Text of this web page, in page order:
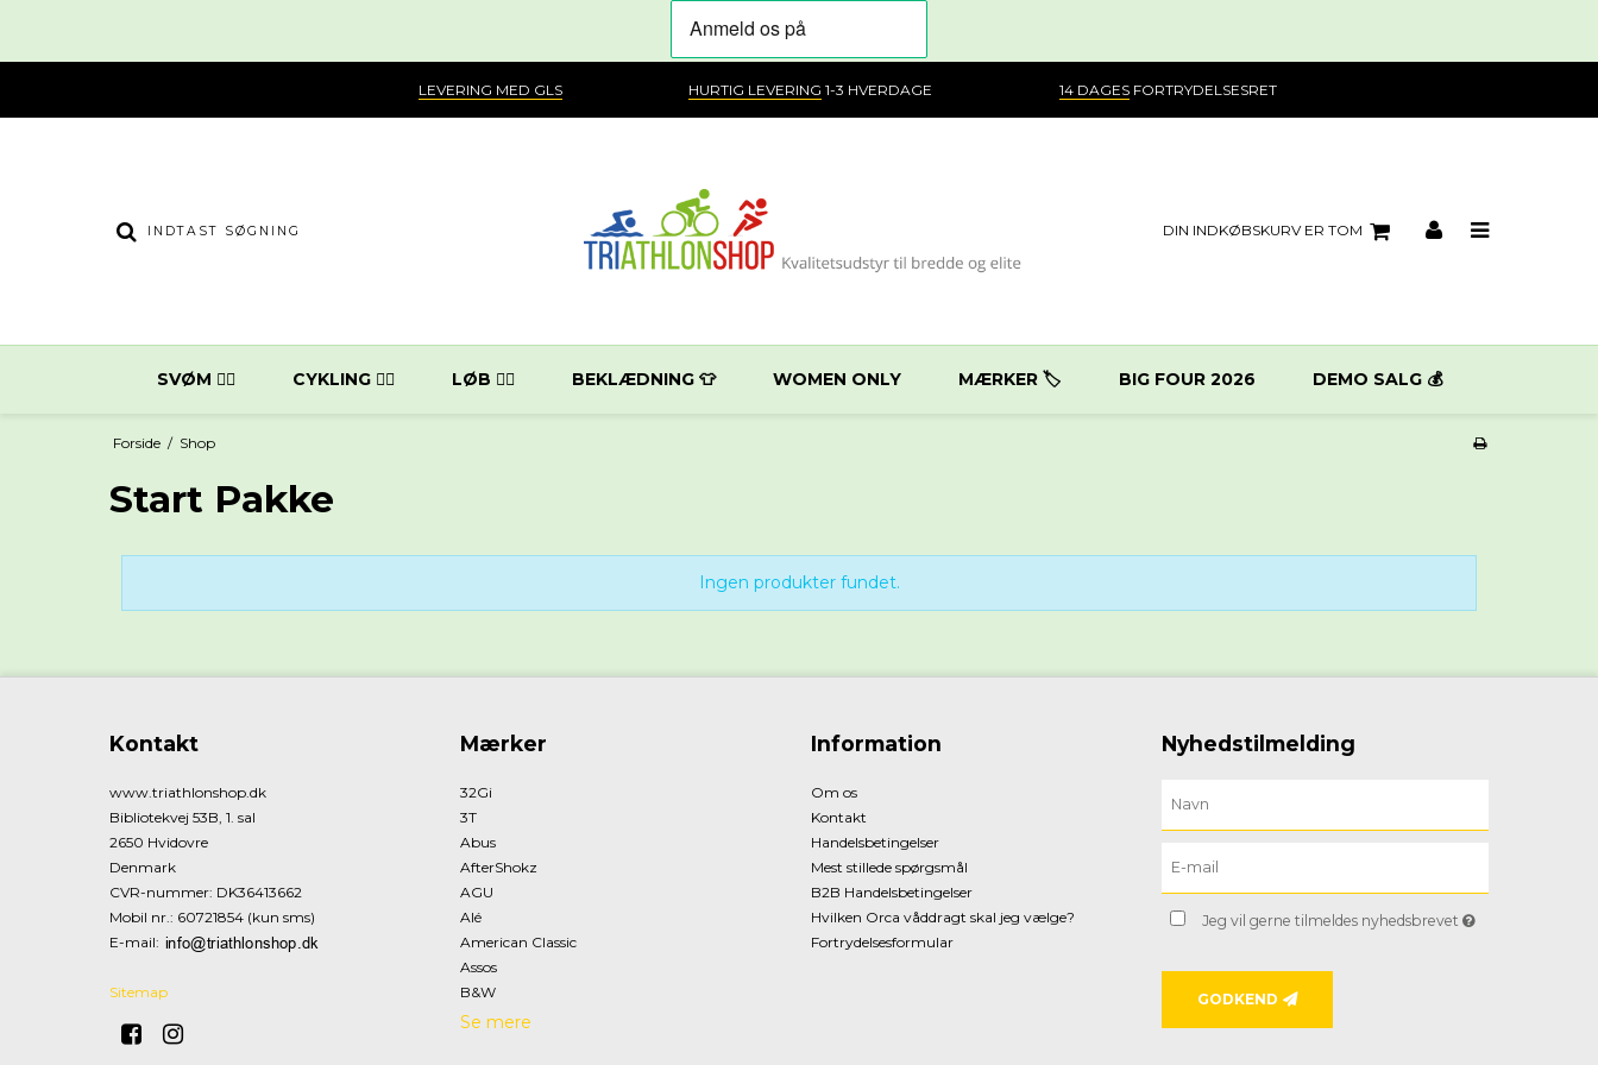
LEVERING MED GLS HURTIG LEVERING 1-3 HVERDAGE 14 DAGESFORTRYDELSESRET
DIN INDKØBSKURV ER TOM
SVØM 🏊‍♀️ CYKLING 🚴‍♂️ LØB 🏃‍♂️ BEKLÆDNING 👕 WOMEN ONLY MÆRKER 🏷️ BIG FOUR 2026 DEMO SALG 💰
Forside / Shop
Start Pakke
Ingen produkter fundet.
Kontakt
www.triathlonshop.dk
Bibliotekvej 53B, 1. sal
2650 Hvidovre
Denmark
CVR-nummer: DK36413662
Mobil nr.: 60721854 (kun sms)
E-mail:
Sitemap
Mærker
32Gi
3T
Abus
AfterShokz
AGU
Alé
American Classic
Assos
B&W
Se mere
Information
Om os
Kontakt
Handelsbetingelser
Mest stillede spørgsmål
B2B Handelsbetingelser
Hvilken Orca våddragt skal jeg vælge?
Fortrydelsesformular
Nyhedstilmelding
Jeg vil gerne tilmeldes nyhedsbrevet
GODKEND